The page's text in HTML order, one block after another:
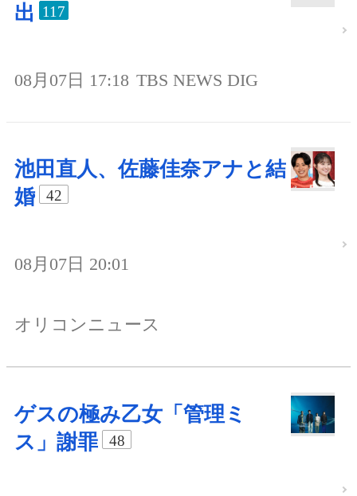
出
117
08月07日 17:18 TBS NEWS DIG
池田直人、佐藤佳奈アナと結
婚
42
08月07日 20:01
オリコンニュース
ゲスの極み乙女「管理ミ
ス」謝罪
48